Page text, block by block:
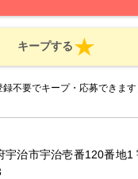
キープする
録不要でキープ・応募できます
宇治市宇治壱番120番地1